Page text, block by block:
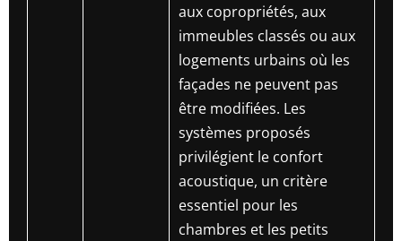
aux copropriétés, aux
immeubles classés ou aux
logements urbains où les
façades ne peuvent pas
être modifiées. Les
systèmes proposés
privilégient le confort
acoustique, un critère
essentiel pour les
chambres et les petits